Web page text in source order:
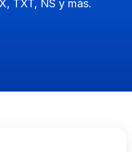
TXT, NS y más.